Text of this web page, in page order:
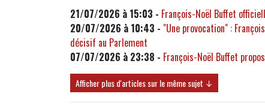
21/07/2026 à 15:03 - François-Noël Buffet
20/07/2026 à 10:43 - "Une provocation" :
décisif au Parlement
07/07/2026 à 23:38 - François-Noël Buffet
Afficher plus d'articles sur le même sujet ↓